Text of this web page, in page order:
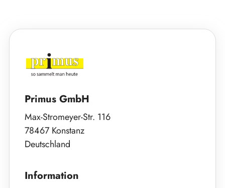
Primus GmbH
Max-Stromeyer-Str. 116
78467 Konstanz
Deutschland
Information